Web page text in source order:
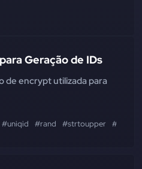
Geração de IDs
de encrypt utilizada para
#uniqid #rand #strtoupper